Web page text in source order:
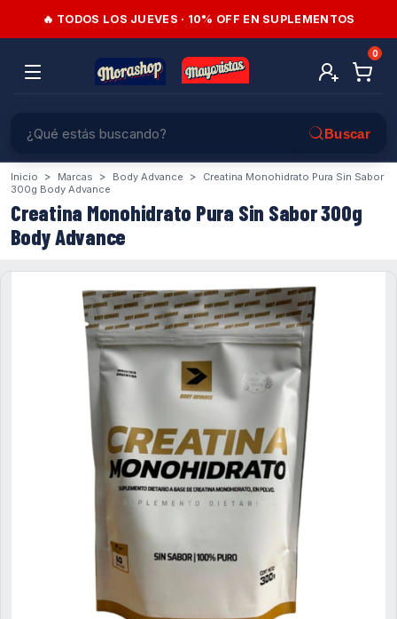
🔥 TODOS LOS JUEVES · 10% OFF EN SUPLEMENTOS
0
Inicio > Marcas > Body Advance >
Creatina Monohidrato Pura Sin Sabor
300g Body Advance
Creatina Monohidrato Pura Sin Sabor 300g
Body Advance